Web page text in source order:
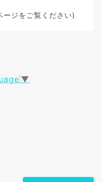
ージをご覧ください)
▼